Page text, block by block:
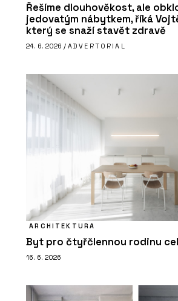
Řešíme dlouhověkost, ale
jedovatým nábytkem, říká
který se snaží stavět zdravě
24. 6. 2026 / ADVERTORIAL
ARCHITEKTURA
Byt pro čtyřčlennou rodinu
16. 6. 2026